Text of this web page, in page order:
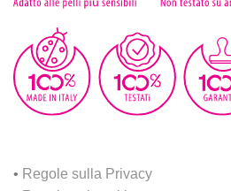
• Regole sulla Privacy